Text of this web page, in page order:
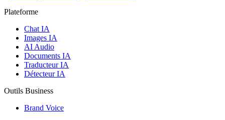
Plateforme
Chat IA
Images IA
AI Audio
Documents IA
Traducteur IA
Détecteur IA
Outils Business
Brand Voice